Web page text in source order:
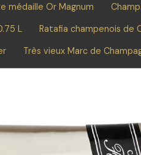
médaille Or Magnum
L Ratafia champenois de
Très vieux Marc de